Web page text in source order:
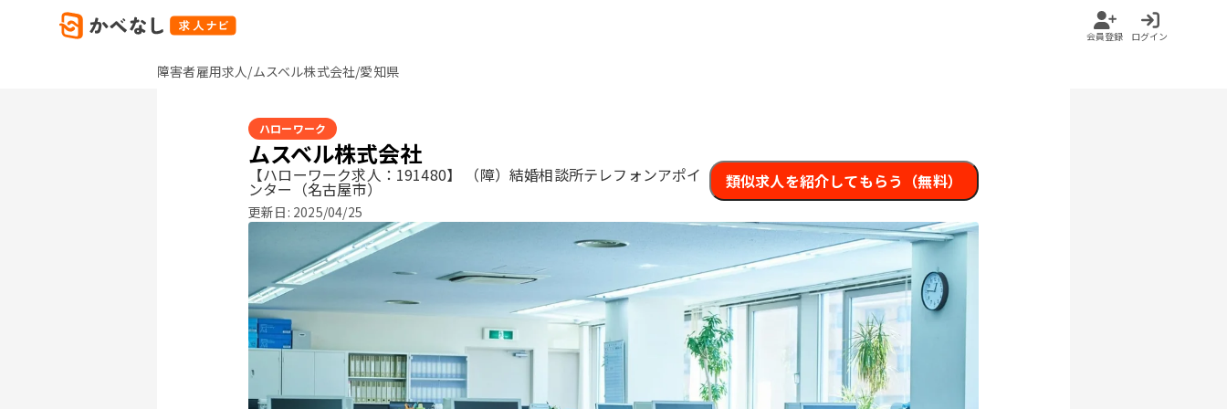
会員登録 ログイン
障害者雇用求人/ムスベル株式会社/愛知県
ハローワーク
ムスベル株式会社
【ハローワーク求人：191480】 （障）結婚相談所テレフォンアポイ
ンター（名古屋市）
更新日: 2025/04/25
類似求人を紹介してもらう（無料）